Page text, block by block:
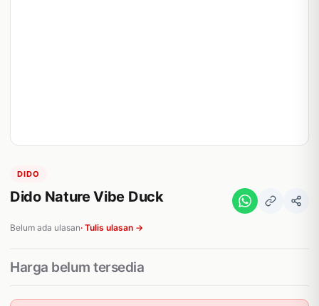
DIDO
Dido Nature Vibe Duck
Belum ada ulasan· Tulis ulasan →
Harga belum tersedia